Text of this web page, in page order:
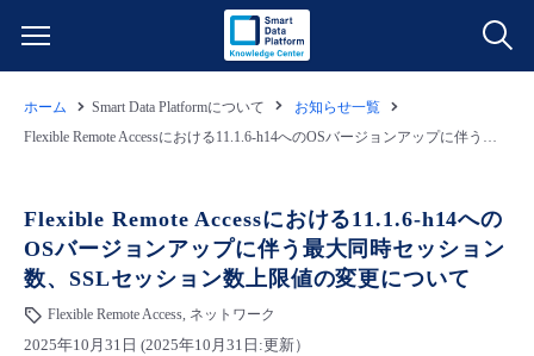
クラウド/サーバー
ネットワーク
データ利活用
クラウド/サーバー
料金情報
料金シミュレーター
ご利用開始ガイド
ホーム Smart Data Platformについて
お知らせ一覧
Flexible Remote Accessにおける11.1.6-h14へのOSバージョンアップに伴う最大同時セッション数、SSLセッション数上限値の変更について
Flexible Remote Accessにおける11.1.6-h14への
OSバージョンアップに伴う最大同時セッション
数、SSLセッション数上限値の変更について
Flexible Remote Access, ネットワーク
2025年10月31日 (2025年10月31日:更新）